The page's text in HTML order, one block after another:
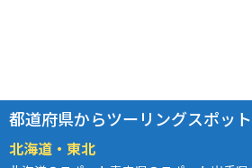
都道府県からツーリングスポッ
北海道・東北